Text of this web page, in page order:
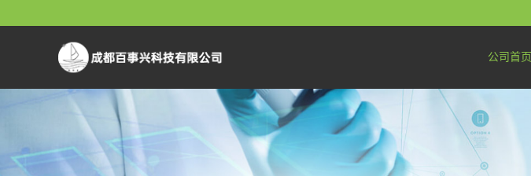
公司首页